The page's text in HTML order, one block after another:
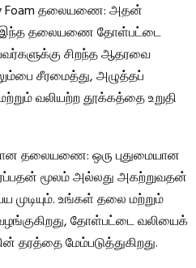
Foam தலையணை: அதன்
இந்த தலையணை தோள்பட்டை
சிறந்த ஆதரவை
சீரமைத்து, அழுத்தப்
வலியற்ற தூக்கத்தை உறுதி
தலையணை: ஒரு புதுமையான
மூலம் அல்லது அகற்றுவதன்
முடியும். உங்கள் தலை மற்றும்
தோள்பட்டை வலியைக்
தரத்தை மேம்படுத்துகிறது.